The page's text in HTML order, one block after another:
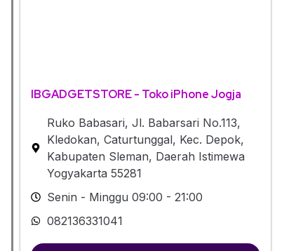
IBGADGETSTORE - Toko iPhone Jogja
Ruko Babasari, Jl. Babarsari No.113,
Kledokan, Caturtunggal, Kec. Depok,
Kabupaten Sleman, Daerah Istimewa
Yogyakarta 55281
Senin - Minggu 09:00 - 21:00
082136331041